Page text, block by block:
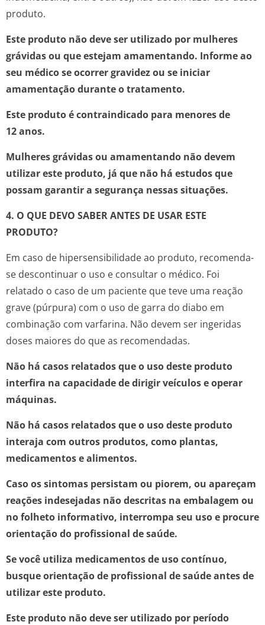
produto.
Este produto não deve ser utilizado por mulheres
grávidas ou que estejam amamentando. Informe ao
seu médico se ocorrer gravidez ou se iniciar
amamentação durante o tratamento.
Este produto é contraindicado para menores de
12 anos.
Mulheres grávidas ou amamentando não devem
utilizar este produto, já que não há estudos que
possam garantir a segurança nessas situações.
4. O QUE DEVO SABER ANTES DE USAR ESTE
PRODUTO?
Em caso de hipersensibilidade ao produto, recomenda-
se descontinuar o uso e consultar o médico. Foi
relatado o caso de um paciente que teve uma reação
grave (púrpura) com o uso de garra do diabo em
combinação com varfarina. Não devem ser ingeridas
doses maiores do que as recomendadas.
Não há casos relatados que o uso deste produto
interfira na capacidade de dirigir veículos e operar
máquinas.
Não há casos relatados que o uso deste produto
interaja com outros produtos, como plantas,
medicamentos e alimentos.
Caso os sintomas persistam ou piorem, ou apareçam
reações indesejadas não descritas na embalagem ou
no folheto informativo, interrompa seu uso e procure
orientação do profissional de saúde.
Se você utiliza medicamentos de uso contínuo,
busque orientação de profissional de saúde antes de
utilizar este produto.
Este produto não deve ser utilizado por período